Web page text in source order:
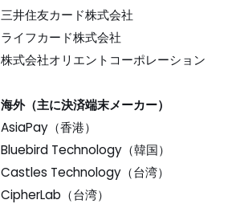
三井住友カード株式会社
ライフカード株式会社
株式会社オリエントコーポレーション
海外（主に決済端末メーカー）
AsiaPay（香港）
Bluebird Technology（韓国）
Castles Technology（台湾）
CipherLab（台湾）